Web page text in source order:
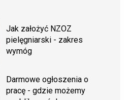
Jak założyć NZOZ
pielęgniarski - zakres
wymóg
Darmowe ogłoszenia o
pracę - gdzie możemy